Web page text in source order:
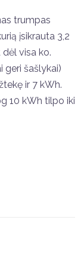
trumpas
įsikrauta 3,2
visa ko.
geri šašlykai)
ir 7 kWh.
10 kWh tilpo iki